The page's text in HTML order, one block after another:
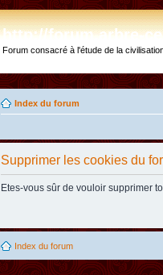
http://forum.arbre-
Forum consacré à l'étude de la
Index du forum
Supprimer les cookies du
Etes-vous sûr de vouloir supprimer
Index du forum